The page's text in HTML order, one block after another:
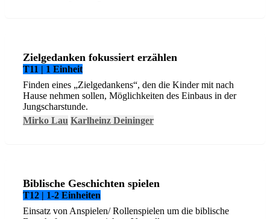
Zielgedanken fokussiert erzählen
T11 | 1 Einheit
Finden eines „Zielgedankens“, den die Kinder mit nach
Hause nehmen sollen, Möglichkeiten des Einbaus in der
Jungscharstunde.
Mirko Lau Karlheinz Deininger
Biblische Geschichten spielen
T12 | 1-2 Einheiten
Einsatz von Anspielen/ Rollenspielen um die biblische